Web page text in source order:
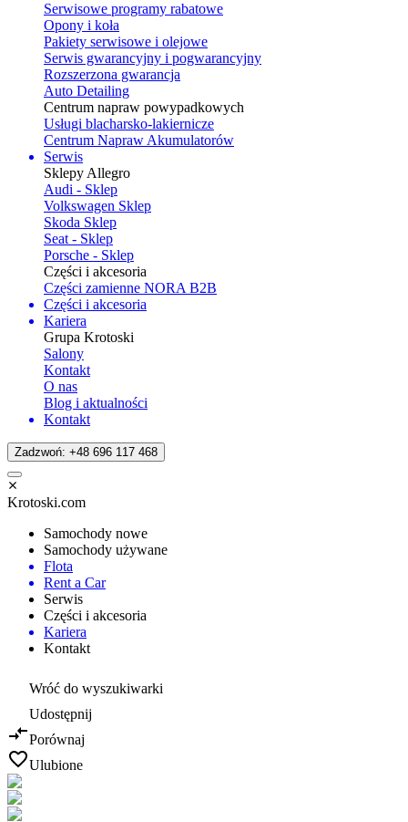
Serwisowe programy rabatowe
Opony i koła
Pakiety serwisowe i olejowe
Serwis gwarancyjny i pogwarancyjny
Rozszerzona gwarancja
Auto Detailing
Centrum napraw powypadkowych
Usługi blacharsko-lakiernicze
Centrum Napraw Akumulatorów
Serwis
Sklepy Allegro
Audi - Sklep
Volkswagen Sklep
Skoda Sklep
Seat - Sklep
Porsche - Sklep
Części i akcesoria
Części zamienne NORA B2B
Części i akcesoria
Kariera
Grupa Krotoski
Salony
Kontakt
O nas
Blog i aktualności
Kontakt
Zadzwoń: +48 696 117 468
Krotoski.com
Samochody nowe
Samochody używane
Flota
Rent a Car
Serwis
Części i akcesoria
Kariera
Kontakt
Wróć do wyszukiwarki
Udostępnij
Porównaj
Ulubione